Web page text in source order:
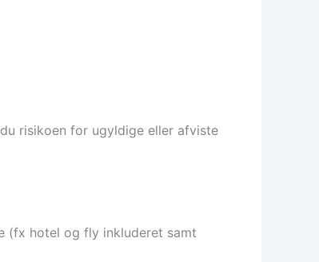
risikoen for ugyldige eller afviste
(fx hotel og fly inkluderet samt